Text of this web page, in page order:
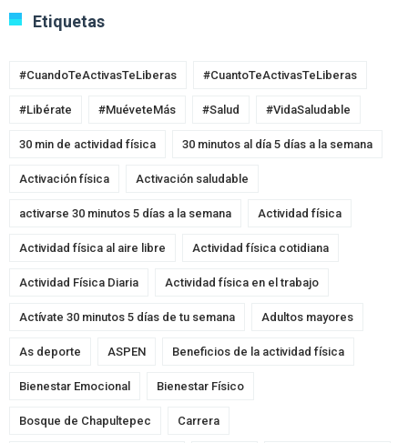
Etiquetas
#CuandoTeActivasTeLiberas #CuantoTeActivasTeLiberas
#Libérate #MuéveteMás #Salud #VidaSaludable
30 min de actividad física 30 minutos al día 5 días a la semana
Activación física Activación saludable
activarse 30 minutos 5 días a la semana Actividad física
Actividad física al aire libre Actividad física cotidiana
Actividad Física Diaria Actividad física en el trabajo
Actívate 30 minutos 5 días de tu semana Adultos mayores
As deporte ASPEN Beneficios de la actividad física
Bienestar Emocional Bienestar Físico
Bosque de Chapultepec Carrera